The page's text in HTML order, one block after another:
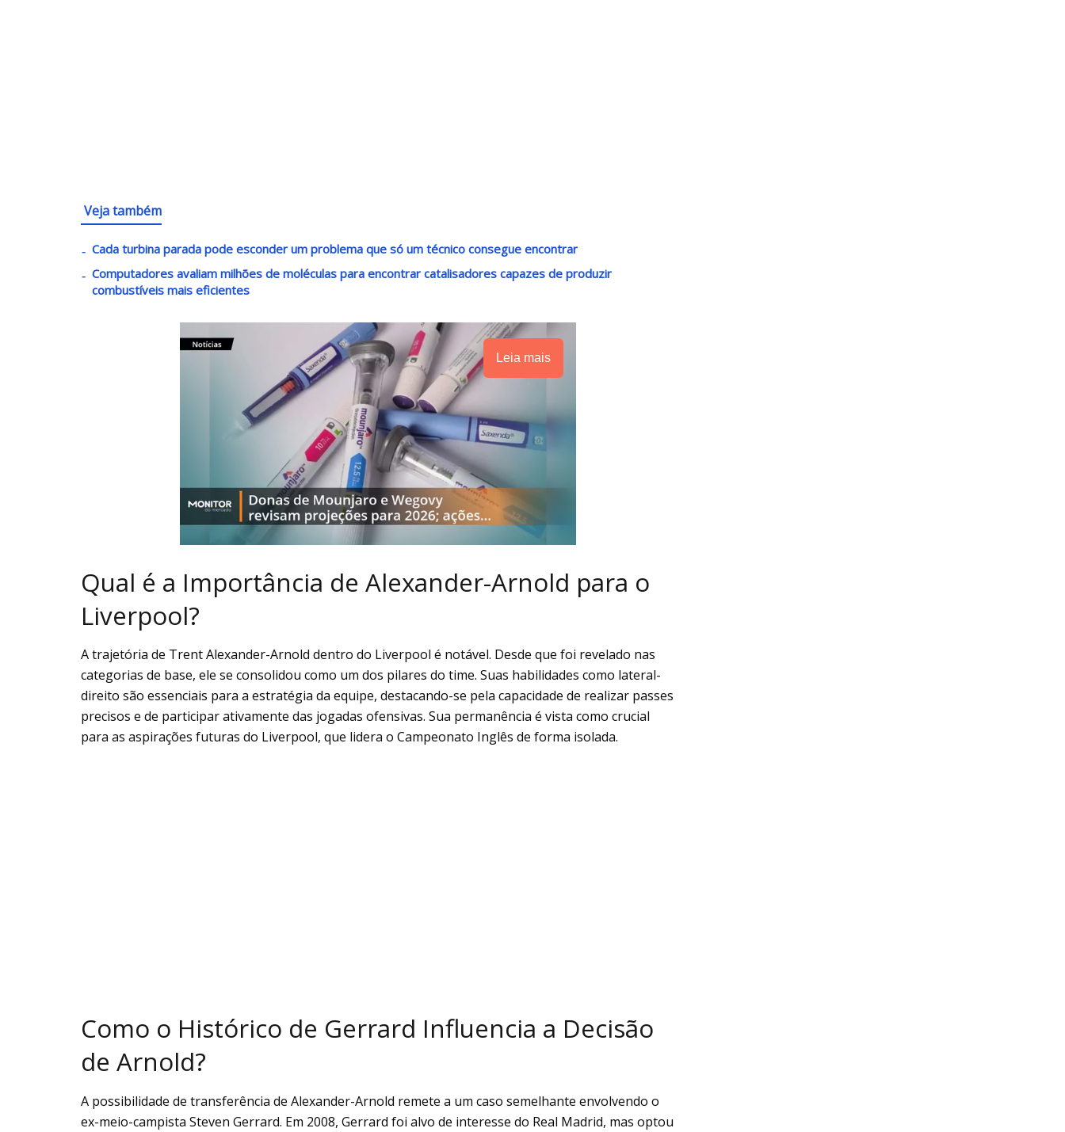
Veja também
Cada turbina parada pode esconder um problema que só um técnico consegue encontrar
Computadores avaliam milhões de moléculas para encontrar catalisadores capazes de produzir
combustíveis mais eficientes
Leia mais
Qual é a Importância de Alexander-Arnold para o
Liverpool?
A trajetória de Trent Alexander-Arnold dentro do Liverpool é notável. Desde que foi revelado nas
categorias de base, ele se consolidou como um dos pilares do time. Suas habilidades como lateral-
direito são essenciais para a estratégia da equipe, destacando-se pela capacidade de realizar passes
precisos e de participar ativamente das jogadas ofensivas. Sua permanência é vista como crucial
para as aspirações futuras do Liverpool, que lidera o Campeonato Inglês de forma isolada.
Como o Histórico de Gerrard Influencia a Decisão
de Arnold?
A possibilidade de transferência de Alexander-Arnold remete a um caso semelhante envolvendo o
ex-meio-campista Steven Gerrard. Em 2008, Gerrard foi alvo de interesse do Real Madrid, mas optou